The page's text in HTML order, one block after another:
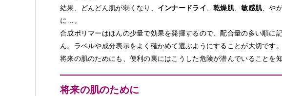
結果、どんどん肌が弱くなり、 インナードライ 、乾燥肌、敏感肌、や
に…。
合成ポリマーはほんの少量で効果を発揮するので、配合量の多い順に
ん。ラベルや成分表示をよく確かめて選ぶようにすることが大切です。
将来の肌のためにも、便利の裏にはこうした危険が潜んでいることを
将来の肌のために